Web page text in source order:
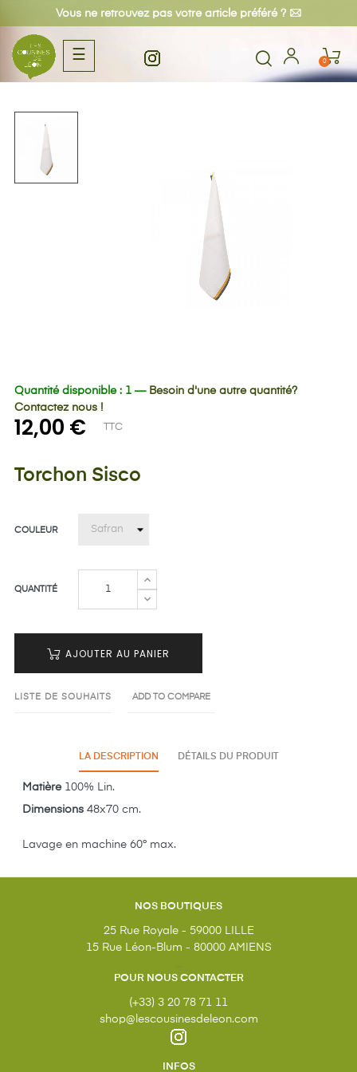
Vous ne retrouvez pas votre article préféré ?
Basculer
la
navigation
☰ 0
Quantité disponible : 1 — Besoin d'une autre quantité?
Contactez nous !
12,00 € TTC
Torchon Sisco
COULEUR
QUANTITÉ
AJOUTER AU PANIER
LISTE DE SOUHAITS ADD TO COMPARE
LA DESCRIPTION DÉTAILS DU PRODUIT
Matière100% Lin.
Dimensions 48x70 cm.
Lavage en machine 60° max.
NOS BOUTIQUES
25 Rue Royale - 59000 LILLE
15 Rue Léon-Blum - 80000 AMIENS
...
POUR NOUS CONTACTER
(+33) 3 20 78 71 11
shop@lescousinesdeleon.com
INFOS